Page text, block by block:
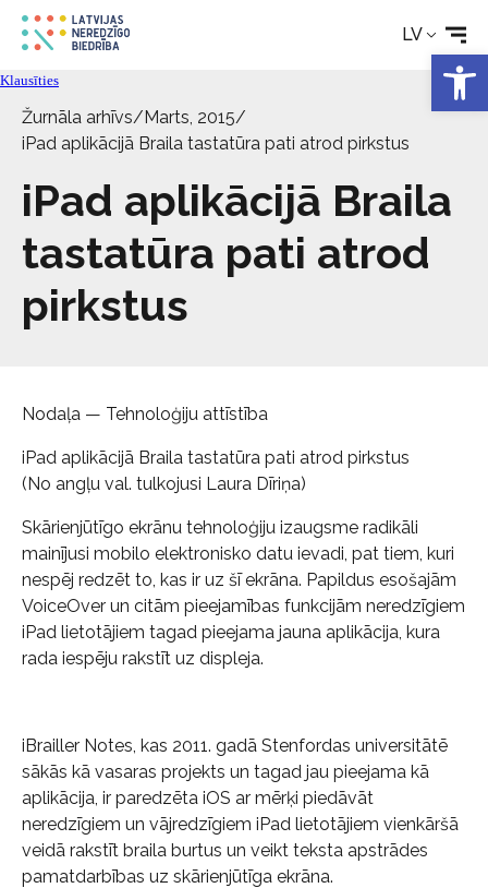
LV
Tehniskie palīglīdzekļi
Aktualitātes
Par biedrību
Kontakti
Klausīties
Žurnāla arhīvs/Marts, 2015/
iPad aplikācijā Braila tastatūra pati atrod pirkstus
iPad aplikācijā Braila
tastatūra pati atrod
pirkstus
Nodaļa — Tehnoloģiju attīstība
iPad aplikācijā Braila tastatūra pati atrod pirkstus
(No angļu val. tulkojusi Laura Dīriņa)
Skārienjūtīgo ekrānu tehnoloģiju izaugsme radikāli
mainījusi mobilo elektronisko datu ievadi, pat tiem, kuri
nespēj redzēt to, kas ir uz šī ekrāna. Papildus esošajām
VoiceOver un citām pieejamības funkcijām neredzīgiem
iPad lietotājiem tagad pieejama jauna aplikācija, kura
rada iespēju rakstīt uz displeja.
iBrailler Notes, kas 2011. gadā Stenfordas universitātē
sākās kā vasaras projekts un tagad jau pieejama kā
aplikācija, ir paredzēta iOS ar mērķi piedāvāt
neredzīgiem un vājredzīgiem iPad lietotājiem vienkāršā
veidā rakstīt braila burtus un veikt teksta apstrādes
pamatdarbības uz skārienjūtīga ekrāna.